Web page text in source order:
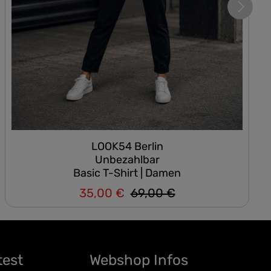
LOOK54 Berlin
Unbezahlbar
Basic T-Shirt | Damen
Verkaufspreis:
35,00 € Regulärer Preis:
69,00 €
Webshop Infos